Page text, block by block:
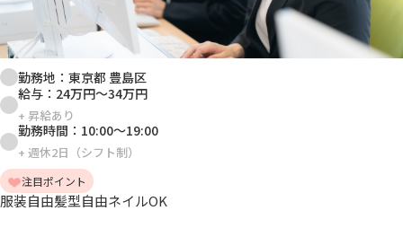
勤務地： 東京都 豊島区
給与： 24万円～34万円
+ 昇給あり
勤務時間： 10:00～19:00
+ 週休2日（シフト制）
注目ポイント
服装自由髪型自由ネイルOK